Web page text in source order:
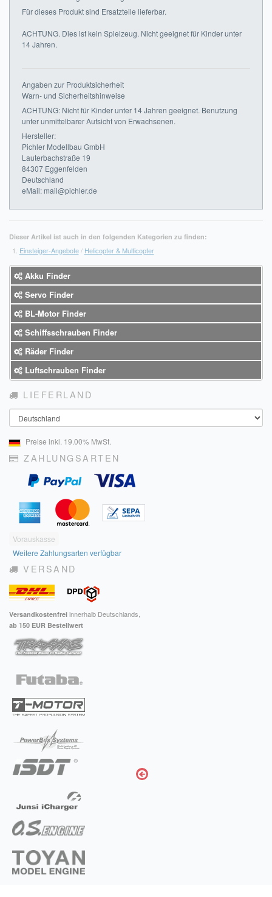
Für dieses Produkt sind Ersatzteile lieferbar.
ACHTUNG. Dies ist kein Spielzeug. Nicht geeignet für Kinder unter
14 Jahren.
Angaben zur Produktsicherheit
Warn- und Sicherheitshinweise
ACHTUNG: Nicht für Kinder unter 14 Jahren geeignet. Benutzung
unter unmittelbarer Aufsicht von Erwachsenen.
Hersteller:
Pichler Modellbau GmbH
Lauterbachstraße 19
84307 Eggenfelden
Deutschland
eMail: mail@pichler.de
Dieser Artikel ist auch in den folgenden Kategorien zu finden:
Einsteiger-Angebote/ Helicopter & Multicopter
Akku Finder
Servo Finder
BL-Motor Finder
Schiffsschrauben Finder
Räder Finder
Luftschrauben Finder
LIEFERLAND
Land
Preise inkl. 19.00% MwSt.
ZAHLUNGSARTEN
Vorauskasse
Weitere Zahlungsarten verfügbar
VERSAND
Versandkostenfrei innerhalb Deutschlands,
ab 150 EUR Bestellwert